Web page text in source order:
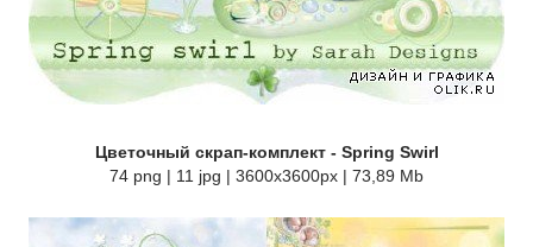
Цветочный скрап-комплект - Spring Swirl
74 png | 11 jpg | 3600x3600px | 73,89 Mb